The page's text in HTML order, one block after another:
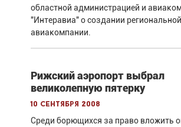
областной администрацией и
"Интеравиа" о создании региональной
авиакомпании.
Рижский аэропорт выбрал
великолепную пятерку
10 сентября 2008
Среди борющихся за право вложить